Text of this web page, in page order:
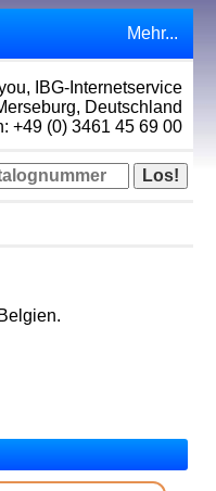
Mehr...
IBG-Internetservice
Deutschland
+49 (0) 3461 45 69 00